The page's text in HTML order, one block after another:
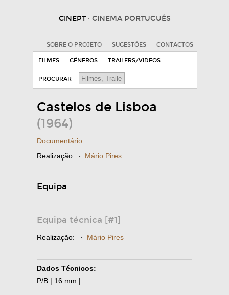
CINEPT · CINEMA PORTUGUÊS
SOBRE O PROJETO SUGESTÕES CONTACTOS
FILMES GÉNEROS TRAILERS/VIDEOS
PROCURAR
Castelos de Lisboa
(1964)
Documentário
Realização: · Mário Pires
Equipa
Equipa técnica [#1]
Realização: · Mário Pires
Dados Técnicos:
P/B | 16 mm |